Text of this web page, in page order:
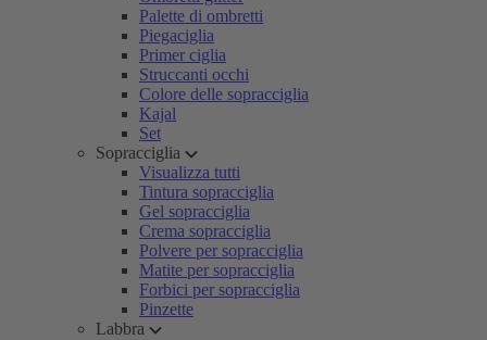
Palette di ombretti
Piegaciglia
Primer ciglia
Struccanti occhi
Colore delle sopracciglia
Kajal
Set
Sopracciglia
Visualizza tutti
Tintura sopracciglia
Gel sopracciglia
Crema sopracciglia
Polvere per sopracciglia
Matite per sopracciglia
Forbici per sopracciglia
Pinzette
Labbra